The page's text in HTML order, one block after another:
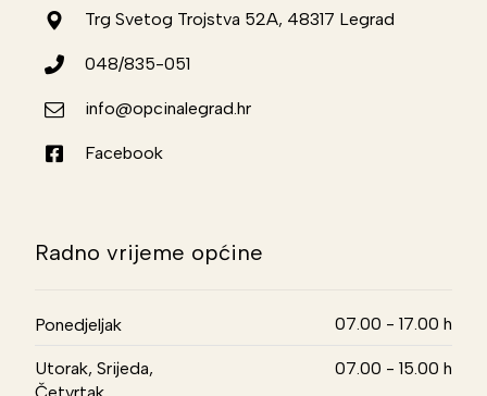
Trg Svetog Trojstva 52A, 48317 Legrad
048/835-051
info@opcinalegrad.hr
Facebook
Radno vrijeme općine
Ponedjeljak 07.00 - 17.00 h
Utorak, Srijeda,
07.00 - 15.00 h